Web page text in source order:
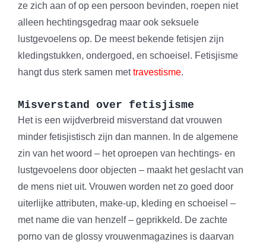
ze zich aan of op een persoon bevinden, roepen niet
alleen hechtingsgedrag maar ook seksuele
lustgevoelens op. De meest bekende fetisjen zijn
kledingstukken, ondergoed, en schoeisel. Fetisjisme
hangt dus sterk samen mettravestisme.
Misverstand over fetisjisme
Het is een wijdverbreid misverstand dat vrouwen
minder fetisjistisch zijn dan mannen. In de algemene
zin van het woord – het oproepen van hechtings- en
lustgevoelens door objecten – maakt het geslacht van
de mens niet uit. Vrouwen worden net zo goed door
uiterlijke attributen, make-up, kleding en schoeisel –
met name die van henzelf – geprikkeld. De zachte
porno van de glossy vrouwenmagazines is daarvan